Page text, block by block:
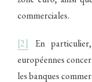
commerciales.
[2] En
européennes
les banques